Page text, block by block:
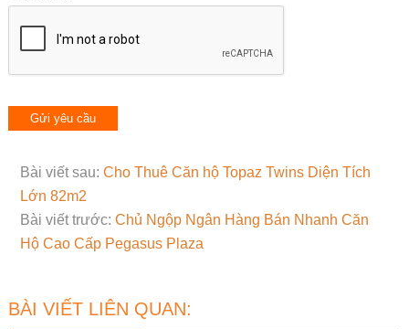
Bài viết sau: Cho Thuê Căn hộ Topaz Twins Diện Tích
Lớn 82m2
Bài viết trước: Chủ Ngộp Ngân Hàng Bán Nhanh Căn
Hộ Cao Cấp Pegasus Plaza
BÀI VIẾT LIÊN QUAN: